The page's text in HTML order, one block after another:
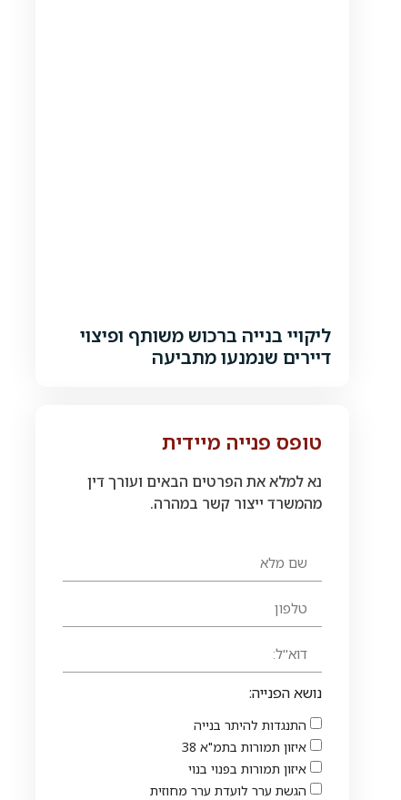
ליקויי בנייה ברכוש משותף ופיצוי
דיירים שנמנעו מתביעה
טופס פנייה מיידית
נא למלא את הפרטים הבאים ועורך דין
מהמשרד ייצור קשר במהרה.
נושא הפנייה:
התנגדות להיתר בנייה
איזון תמורות בתמ"א 38
איזון תמורות בפנוי בנוי
הגשת ערר לועדת ערר מחוזית